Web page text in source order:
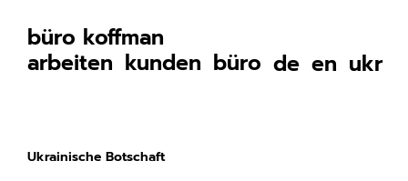
büro koffman
arbeiten kunden büro de en ukr
Ukrainische Botschaft